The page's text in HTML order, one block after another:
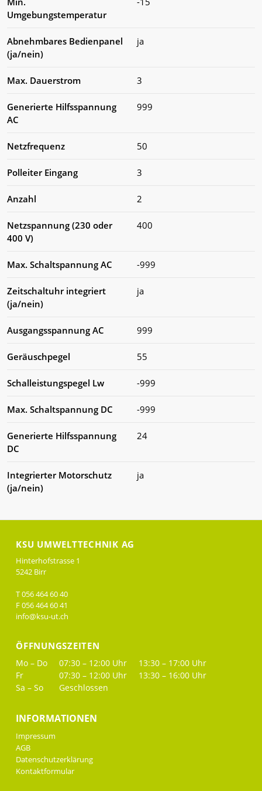
Umgebungstemperatur
Abnehmbares Bedienpanel
(ja/nein)
ja
Max. Dauerstrom 3
Generierte Hilfsspannung
AC
999
Netzfrequenz 50
Polleiter Eingang 3
Anzahl 2
Netzspannung (230 oder
400 V)
400
Max. Schaltspannung AC -999
Zeitschaltuhr integriert
(ja/nein)
ja
Ausgangsspannung AC 999
Geräuschpegel 55
Schalleistungspegel Lw -999
Max. Schaltspannung DC -999
Generierte Hilfsspannung
DC
24
Integrierter Motorschutz
(ja/nein)
ja
KSU UMWELTTECHNIK AG
Hinterhofstrasse 1
5242 Birr
T 056 464 60 40
F 056 464 60 41
info@ksu-ut.ch
ÖFFNUNGSZEITEN
Mo – Do 07:30 – 12:00 Uhr
13:30 – 17:00 Uhr
Fr
07:30 – 12:00 Uhr
13:30 – 16:00 Uhr
Sa – So
Geschlossen
INFORMATIONEN
Impressum
AGB
Datenschutzerklärung
Kontaktformular